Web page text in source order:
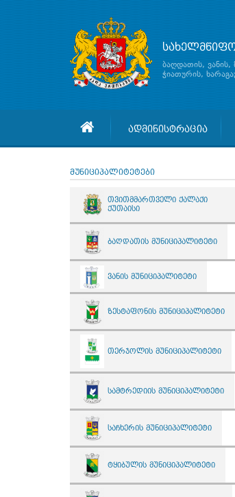
ბაღდათის,
ჭიათურის,
ადმინისტრაცია
მუნიციპალიტეტები
თვითმმართველი ქალაქი
ქუთაისი
ბაღდათის მუნიციპალიტეტი
ვანის მუნიციპალიტეტი
ზესტაფონის მუნიციპალიტეტი
თერჯოლის მუნიციპალიტეტი
სამტრედიის მუნიციპალიტეტი
საჩხერის მუნიციპალიტეტი
ტყიბულის მუნიციპალიტეტი